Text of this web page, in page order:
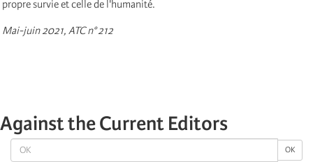
OK OK
propre survie et celle de l'humanité.
Mai-juin 2021, ATC n° 212
Against the Current Editors